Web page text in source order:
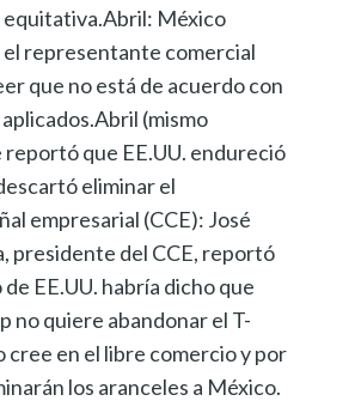
México
representante comercial
que no está de acuerdo con
(mismo
reportó que EE.UU. endureció
eliminar el
empresarial (CCE): José
presidente del CCE, reportó
EE.UU. habría dicho que
no quiere abandonar el T-
cree en el libre comercio y por
los aranceles a México.